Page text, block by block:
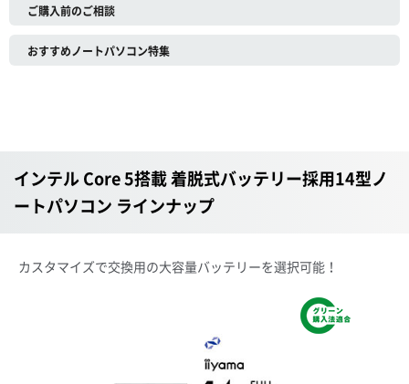
ご購入前のご相談
おすすめノートパソコン特集
インテル Core 5搭載 着脱式バッテリー採用14型ノ
ートパソコン ラインナップ
カスタマイズで交換用の大容量バッテリーを選択可能！